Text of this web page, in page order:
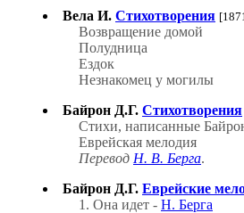
Вела И. Стихотворения
Возвращение домой
Полудница
Ездок
Незнакомец у могилы
Байрон Д.Г. Стихотворения
Стихи, написанные
Еврейская мелодия
Перевод Н. В. Берга.
Байрон Д.Г. Еврейские
1. Она идет - Н. Берга